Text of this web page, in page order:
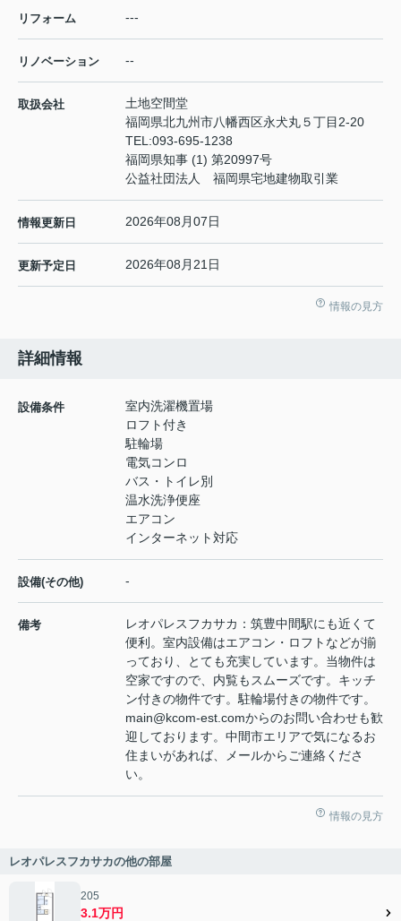
リフォーム ---
リノベーション --
取扱会社
土地空間堂
福岡県北九州市八幡西区永犬丸５丁目2-20
TEL:093-695-1238
福岡県知事 (1) 第20997号
公益社団法人 福岡県宅地建物取引業
情報更新日 2026年08月07日
更新予定日 2026年08月21日
情報の見方
詳細情報
設備条件
室内洗濯機置場
ロフト付き
駐輪場
電気コンロ
バス・トイレ別
温水洗浄便座
エアコン
インターネット対応
設備(その他) -
備考
レオパレスフカサカ：筑豊中間駅にも近くて
便利。室内設備はエアコン・ロフトなどが揃
っており、とても充実しています。当物件は
空家ですので、内覧もスムーズです。キッチ
ン付きの物件です。駐輪場付きの物件です。
main@kcom-est.comからのお問い合わせも歓
迎しております。中間市エリアで気になるお
住まいがあれば、メールからご連絡くださ
い。
情報の見方
レオパレスフカサカの他の部屋
205
3.1万円